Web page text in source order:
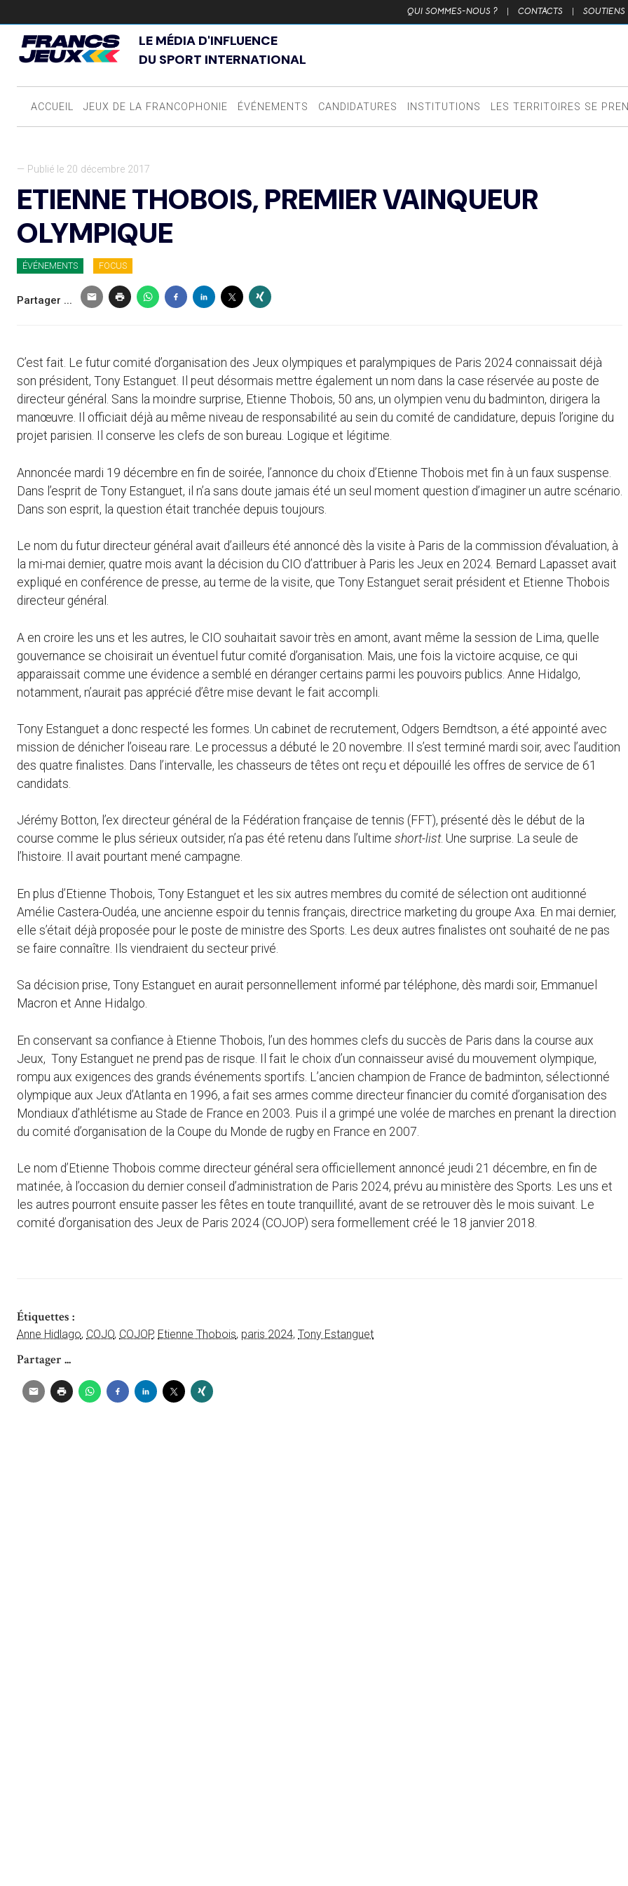
QUI SOMMES-NOUS ? | CONTACTS | SOUTIENS
LE MÉDIA D'INFLUENCE
DU SPORT INTERNATIONAL
ACCUEIL JEUX DE LA FRANCOPHONIE ÉVÉNEMENTS CANDIDATURES INSTITUTIONS LES TERRITOIRES SE
— Publié le 20 décembre 2017
ETIENNE THOBOIS, PREMIER VAINQUEUR
OLYMPIQUE
ÉVÉNEMENTS FOCUS
Partager ...
C’est fait. Le futur comité d’organisation des Jeux olympiques et paralympiques de Paris 2024 connaissait déjà
son président, Tony Estanguet. Il peut désormais mettre également un nom dans la case réservée au poste de
directeur général. Sans la moindre surprise, Etienne Thobois, 50 ans, un olympien venu du badminton, dirigera la
manœuvre. Il officiait déjà au même niveau de responsabilité au sein du comité de candidature, depuis l’origine du
projet parisien. Il conserve les clefs de son bureau. Logique et légitime.
Annoncée mardi 19 décembre en fin de soirée, l’annonce du choix d’Etienne Thobois met fin à un faux suspense.
Dans l’esprit de Tony Estanguet, il n’a sans doute jamais été un seul moment question d’imaginer un autre scénario.
Dans son esprit, la question était tranchée depuis toujours.
Le nom du futur directeur général avait d’ailleurs été annoncé dès la visite à Paris de la commission d’évaluation, à
la mi-mai dernier, quatre mois avant la décision du CIO d’attribuer à Paris les Jeux en 2024. Bernard Lapasset avait
expliqué en conférence de presse, au terme de la visite, que Tony Estanguet serait président et Etienne Thobois
directeur général.
A en croire les uns et les autres, le CIO souhaitait savoir très en amont, avant même la session de Lima, quelle
gouvernance se choisirait un éventuel futur comité d’organisation. Mais, une fois la victoire acquise, ce qui
apparaissait comme une évidence a semblé en déranger certains parmi les pouvoirs publics. Anne Hidalgo,
notamment, n’aurait pas apprécié d’être mise devant le fait accompli.
Tony Estanguet a donc respecté les formes. Un cabinet de recrutement, Odgers Berndtson, a été appointé avec
mission de dénicher l’oiseau rare. Le processus a débuté le 20 novembre. Il s’est terminé mardi soir, avec l’audition
des quatre finalistes. Dans l’intervalle, les chasseurs de têtes ont reçu et dépouillé les offres de service de 61
candidats.
Jérémy Botton, l’ex directeur général de la Fédération française de tennis (FFT), présenté dès le début de la
course comme le plus sérieux outsider, n’a pas été retenu dans l’ultime short-list. Une surprise. La seule de
l’histoire. Il avait pourtant mené campagne.
En plus d’Etienne Thobois, Tony Estanguet et les six autres membres du comité de sélection ont auditionné
Amélie Castera-Oudéa, une ancienne espoir du tennis français, directrice marketing du groupe Axa. En mai dernier,
elle s’était déjà proposée pour le poste de ministre des Sports. Les deux autres finalistes ont souhaité de ne pas
se faire connaître. Ils viendraient du secteur privé.
Sa décision prise, Tony Estanguet en aurait personnellement informé par téléphone, dès mardi soir, Emmanuel
Macron et Anne Hidalgo.
En conservant sa confiance à Etienne Thobois, l’un des hommes clefs du succès de Paris dans la course aux
Jeux, Tony Estanguet ne prend pas de risque. Il fait le choix d’un connaisseur avisé du mouvement olympique,
rompu aux exigences des grands événements sportifs. L’ancien champion de France de badminton, sélectionné
olympique aux Jeux d’Atlanta en 1996, a fait ses armes comme directeur financier du comité d’organisation des
Mondiaux d’athlétisme au Stade de France en 2003. Puis il a grimpé une volée de marches en prenant la direction
du comité d’organisation de la Coupe du Monde de rugby en France en 2007.
Le nom d’Etienne Thobois comme directeur général sera officiellement annoncé jeudi 21 décembre, en fin de
matinée, à l’occasion du dernier conseil d’administration de Paris 2024, prévu au ministère des Sports. Les uns et
les autres pourront ensuite passer les fêtes en toute tranquillité, avant de se retrouver dès le mois suivant. Le
comité d’organisation des Jeux de Paris 2024 (COJOP) sera formellement créé le 18 janvier 2018.
Étiquettes :
Anne Hidlago, COJO, COJOP, Etienne Thobois, paris 2024, Tony Estanguet
Partager ...